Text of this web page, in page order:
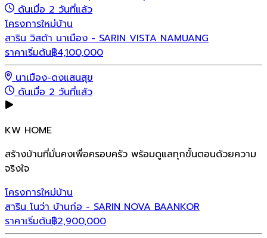
ดันเมื่อ 2 วันที่แล้ว
โครงการใหม่บ้าน
สาริน วิสต้า นาเมือง - SARIN VISTA NAMUANG
ราคาเริ่มต้น฿4,100,000
นาเมือง-ดงแสนสุข
ดันเมื่อ 2 วันที่แล้ว
KW HOME
สร้างบ้านที่มั่นคงเพื่อครอบครัว พร้อมดูแลทุกขั้นตอนด้วยความ
จริงใจ
โครงการใหม่บ้าน
สาริน โนว่า บ้านก่อ - SARIN NOVA BAANKOR
ราคาเริ่มต้น฿2,900,000